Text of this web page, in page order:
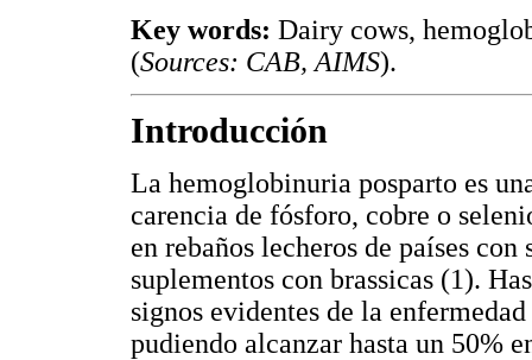
Key words: Dairy cows,
(Sources: CAB, AIMS).
Introducción
La hemoglobinuria posparto es
carencia de fósforo, cobre o
en rebaños lecheros de países
suplementos con brassicas (1).
signos evidentes de la
pudiendo alcanzar hasta un 50%